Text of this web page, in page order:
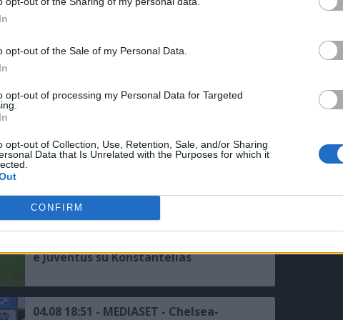
opt-out of the Sale of my Personal Data.
opt-out of processing my Personal Data for Targeted
opt-out of Collection, Use, Retention, Sale, and/or Sharing
Data that Is Unrelated with the Purposes for which it
CONFIRM
Juventus, le formazioni ufficiali
Spalletti: spunta un nuovo nome dalla
Germania
e Juventus su Konstantelias
04.08 18:51 - MEDIASET - Chelsea-